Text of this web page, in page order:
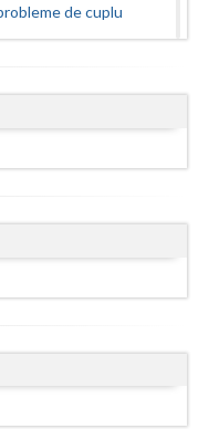
de cuplu
(1)
algica (1)
de s... (1)
(1)
in ... (1)
in ... (1)
in ... (1)